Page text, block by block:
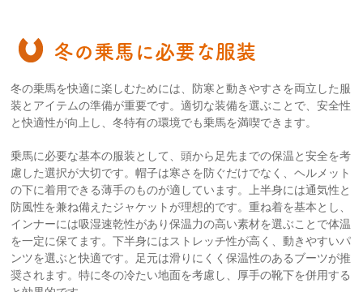
冬の乗馬に必要な服装
冬の乗馬を快適に楽しむためには、防寒と動きやすさを両立した服
装とアイテムの準備が重要です。適切な装備を選ぶことで、安全性
と快適性が向上し、冬特有の環境でも乗馬を満喫できます。
乗馬に必要な基本の服装として、頭から足先までの保温と安全を考
慮した選択が大切です。帽子は寒さを防ぐだけでなく、ヘルメット
の下に着用できる薄手のものが適しています。上半身には通気性と
防風性を兼ね備えたジャケットが理想的です。重ね着を基本とし、
インナーには吸湿速乾性があり保温力の高い素材を選ぶことで体温
を一定に保てます。下半身にはストレッチ性が高く、動きやすいパ
ンツを選ぶと快適です。足元は滑りにくく保温性のあるブーツが推
奨されます。特に冬の冷たい地面を考慮し、厚手の靴下を併用する